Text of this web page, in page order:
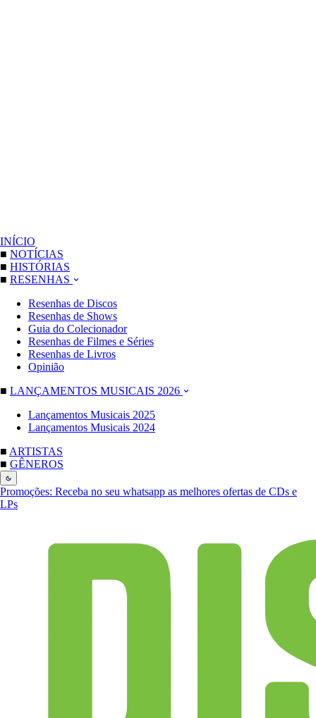
INÍCIO
■ NOTÍCIAS
■ HISTÓRIAS
■ RESENHAS
Resenhas de Discos
Resenhas de Shows
Guia do Colecionador
Resenhas de Filmes e Séries
Resenhas de Livros
Opinião
■ LANÇAMENTOS MUSICAIS 2026
Lançamentos Musicais 2025
Lançamentos Musicais 2024
■ ARTISTAS
■ GÊNEROS
Promoções: Receba no seu whatsapp as melhores ofertas de CDs e
LPs